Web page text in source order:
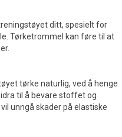
ditt, spesielt for
Tørketrommel kan føre til at
tørke naturlig, ved å henge
til å bevare stoffet og
unngå skader på elastiske